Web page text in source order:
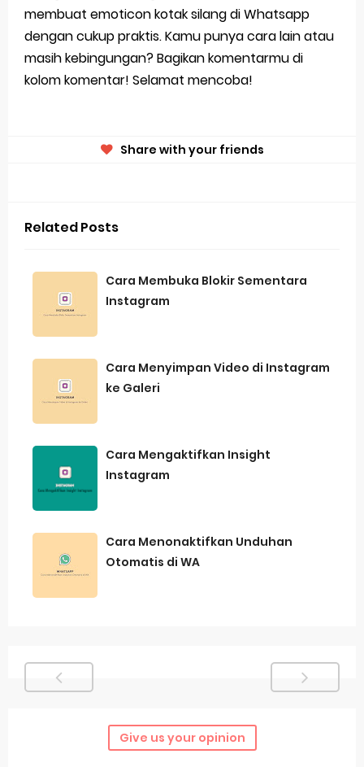
membuat emoticon kotak silang di Whatsapp
dengan cukup praktis. Kamu punya cara lain atau
masih kebingungan? Bagikan komentarmu di
kolom komentar! Selamat mencoba!
Share with your friends
Related Posts
Cara Membuka Blokir Sementara
Instagram
Cara Menyimpan Video di Instagram
ke Galeri
Cara Mengaktifkan Insight
Instagram
Cara Menonaktifkan Unduhan
Otomatis di WA
Give us your opinion